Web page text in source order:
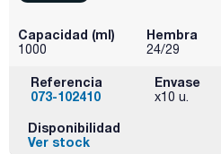
Capacidad (ml)
1000
Hembra
24/29
Referencia
073-102410
Envase
x10 u.
Disponibilidad
Ver stock